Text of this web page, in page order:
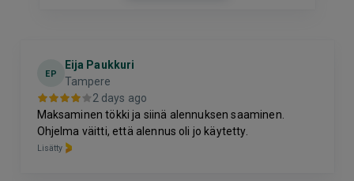
EP
Eija Paukkuri
Tampere
2 days ago
Maksaminen tökki ja siinä alennuksen saaminen.
Ohjelma väitti, että alennus oli jo käytetty.
Lisätty